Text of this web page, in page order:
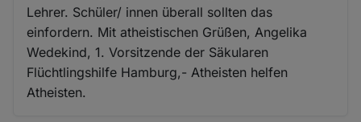
Lehrer. Schüler/ innen überall sollten das
einfordern. Mit atheistischen Grüßen, Angelika
Wedekind, 1. Vorsitzende der Säkularen
Flüchtlingshilfe Hamburg,- Atheisten helfen
Atheisten.